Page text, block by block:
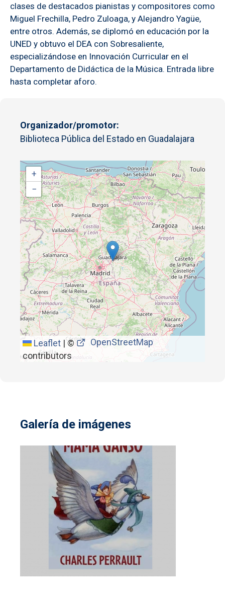
clases de destacados pianistas y compositores como
Miguel Frechilla, Pedro Zuloaga, y Alejandro Yagüe,
entre otros. Además, se diplomó en educación por la
UNED y obtuvo el DEA con Sobresaliente,
especializándose en Innovación Curricular en el
Departamento de Didáctica de la Música. Entrada libre
hasta completar aforo.
Organizador/promotor
Biblioteca Pública del Estado en Guadalajara
+
−
Leaflet |©
OpenStreetMap
contributors
Galería de imágenes